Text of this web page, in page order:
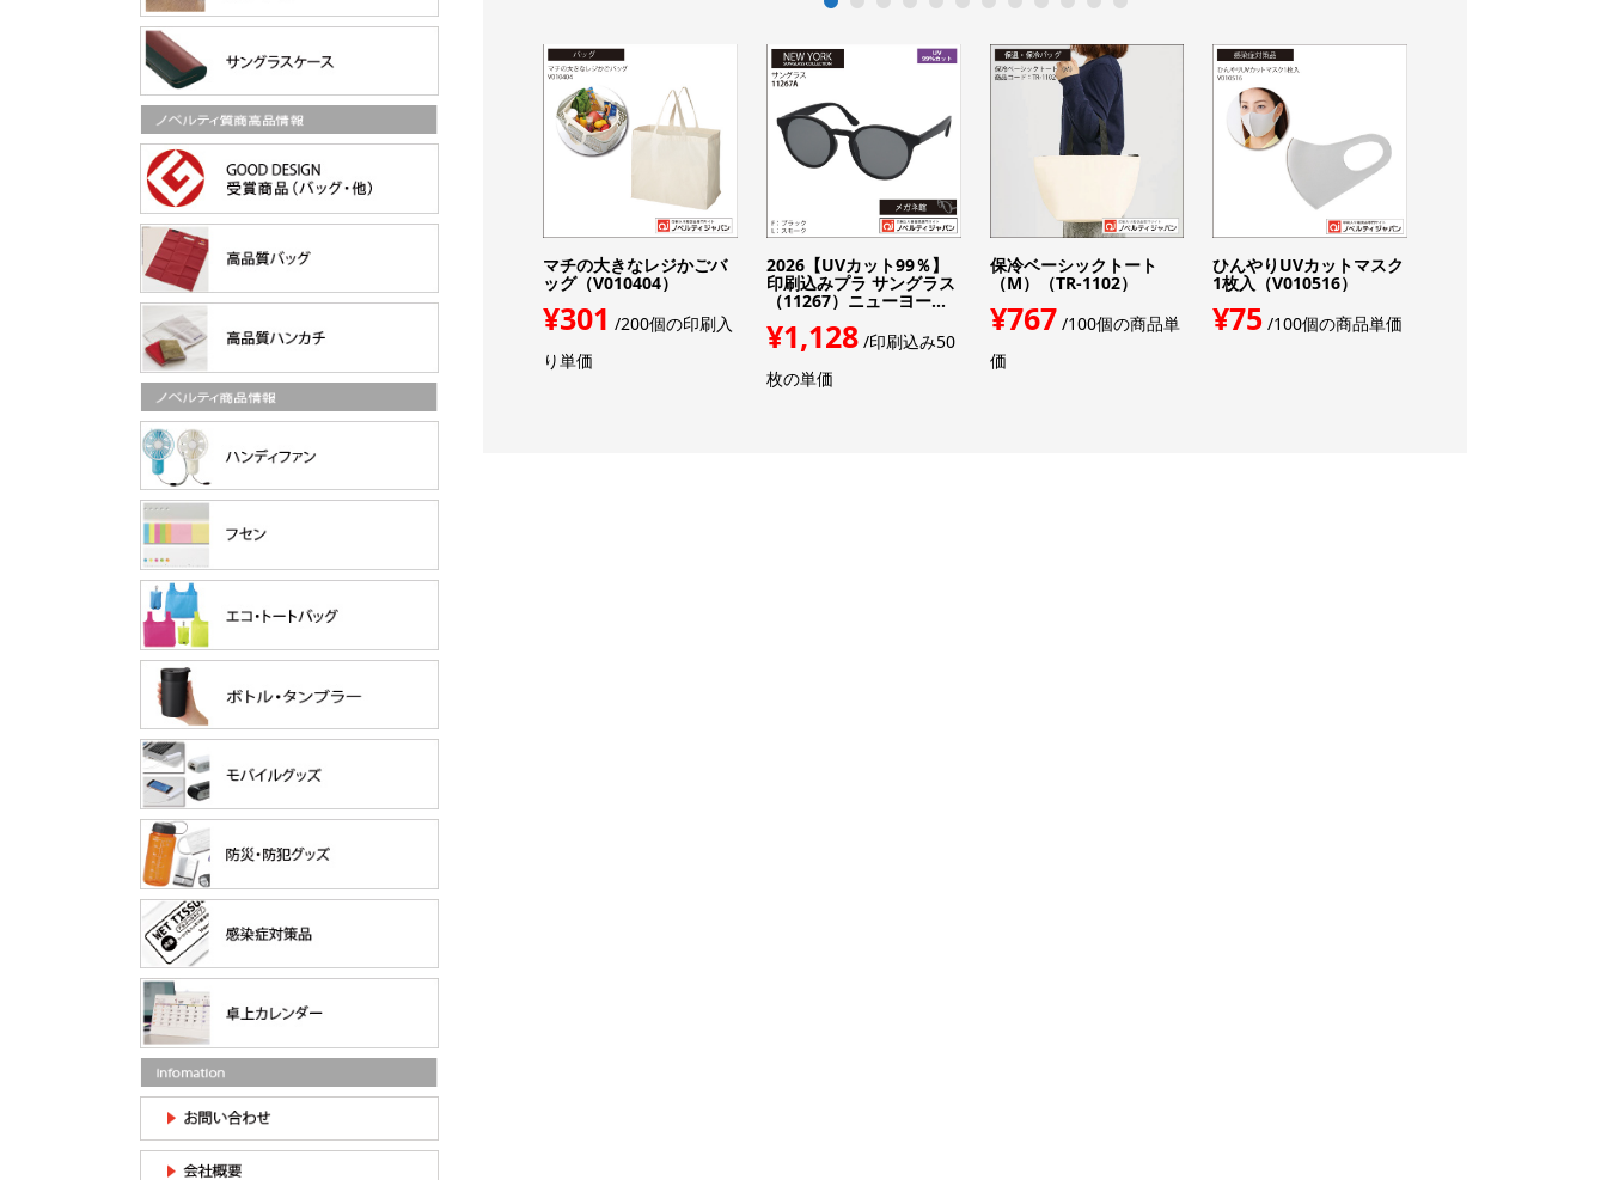
カスタムデザインタンブ
ラーFC 500ml（TS-061
¥639/50個の商品単
OETISオプチカル高級...
¥4,605
品の単価
マチの大きなレジかごバ
ッグ（V010404）
¥301 /200個の印刷入
り単価
2026【UVカット99％】
印刷込みプラ サングラス
（11267）ニューヨー...
¥1,128/印刷込み50
枚の単価
保冷ベーシックトート
（M）（TR-1102）
¥767 /100個の商品単
価
ひんやりUVカットマスク
1枚入（V010516）
¥75 /100個の商品単価